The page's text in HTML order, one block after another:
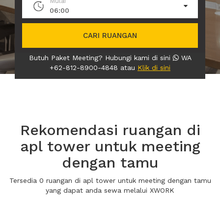
06:00
CARI RUANGAN
Butuh Paket Meeting? Hubungi kami di sini
WA
+62-812-8900-4848 atau Klik di sini
Rekomendasi ruangan di
apl tower untuk meeting
dengan tamu
Tersedia 0 ruangan di apl tower untuk meeting dengan tamu
yang dapat anda sewa melalui XWORK